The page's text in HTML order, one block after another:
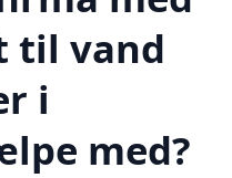
til vand
i
med?